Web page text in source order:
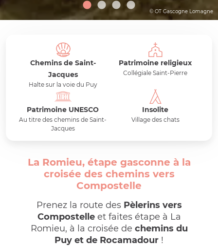
© OT Gascogne Lomagne
Chemins de Saint-
Jacques
Halte sur la voie du Puy
Patrimoine religieux
Collégiale Saint-Pierre
Patrimoine UNESCO
Au titre des chemins de Saint-
Jacques
Insolite
Village des chats
La Romieu, étape gasconne à la
croisée des chemins vers
Compostelle
Prenez la route des Pèlerins vers
Compostelleet faites étape à La
Romieu, à la croisée de chemins du
Puy et de Rocamadour !